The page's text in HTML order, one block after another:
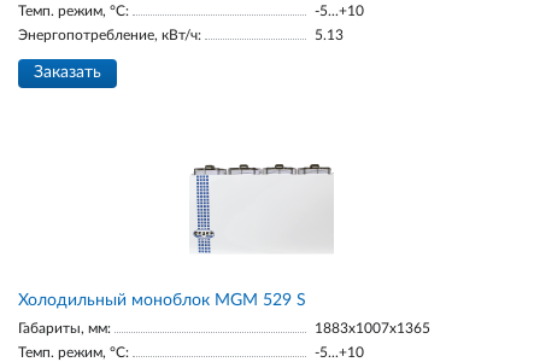
Темп. режим, °С:
-5...+10
Энергопотребление, кВт/ч:
5.13
Заказать
Холодильный моноблок MGМ 529 S
Габариты, мм:
1883х1007х1365
Темп. режим, °С:
-5...+10